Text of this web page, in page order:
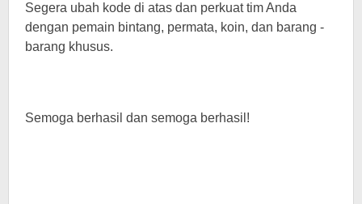
Segera ubah kode di atas dan perkuat tim Anda
dengan pemain bintang, permata, koin, dan barang -
barang khusus.
Semoga berhasil dan semoga berhasil!